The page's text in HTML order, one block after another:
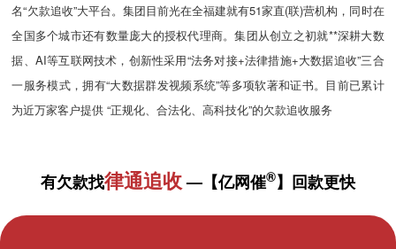
名“欠款追收”大平台。集团目前光在全福建就有51家直(联)营机构，同时在
全国多个城市还有数量庞大的授权代理商。集团从创立之初就**深耕大数
据、AI等互联网技术，创新性采用“法务对接+法律措施+大数据追收”三合
一服务模式，拥有“大数据群发视频系统”等多项软著和证书。目前已累计
为近万家客户提供 “正规化、合法化、高科技化”的欠款追收服务
有欠款找律通追收—【亿网催®】回款更快